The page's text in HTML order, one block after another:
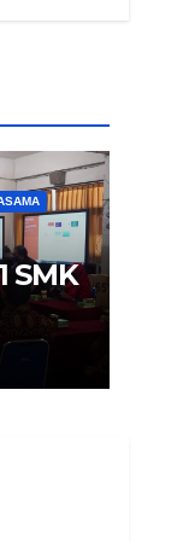
SMK